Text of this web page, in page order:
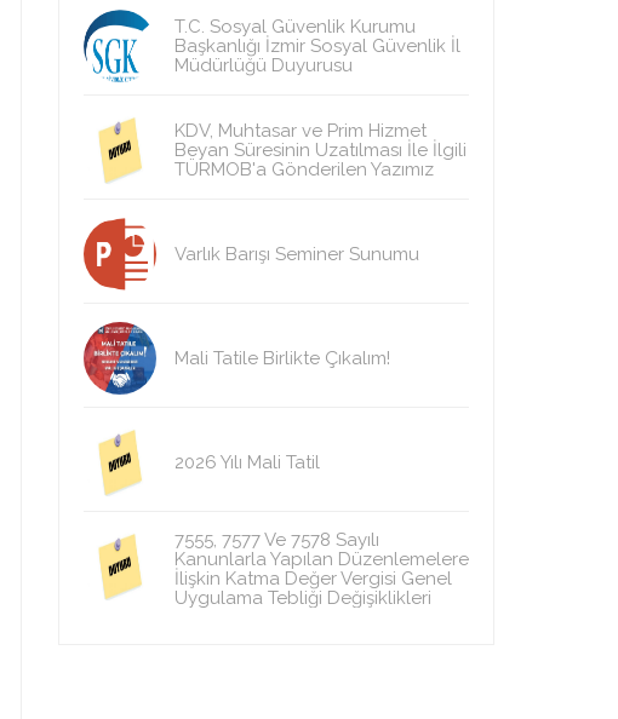
T.C. Sosyal Güvenlik Kurumu
Başkanlığı İzmir Sosyal Güvenlik İl
Müdürlüğü Duyurusu
KDV, Muhtasar ve Prim Hizmet
Beyan Süresinin Uzatılması İle İlgili
TÜRMOB'a Gönderilen Yazımız
Varlık Barışı Seminer Sunumu
Mali Tatile Birlikte Çıkalım!
2026 Yılı Mali Tatil
7555, 7577 Ve 7578 Sayılı
Kanunlarla Yapılan Düzenlemelere
İlişkin Katma Değer Vergisi Genel
Uygulama Tebliği Değişiklikleri